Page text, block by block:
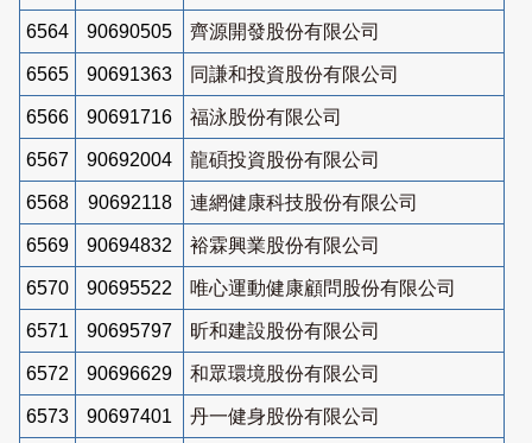
6564 90690505 齊源開發股份有限公司
6565 90691363 同謙和投資股份有限公司
6566 90691716 福泳股份有限公司
6567 90692004 龍碩投資股份有限公司
6568 90692118 連網健康科技股份有限公司
6569 90694832 裕霖興業股份有限公司
6570 90695522 唯心運動健康顧問股份有限公司
6571 90695797 昕和建設股份有限公司
6572 90696629 和眾環境股份有限公司
6573 90697401 丹一健身股份有限公司